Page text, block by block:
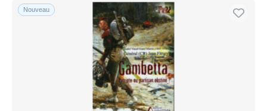
Nouveau